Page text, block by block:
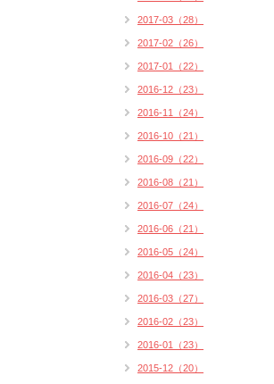
2017-03（28）
2017-02（26）
2017-01（22）
2016-12（23）
2016-11（24）
2016-10（21）
2016-09（22）
2016-08（21）
2016-07（24）
2016-06（21）
2016-05（24）
2016-04（23）
2016-03（27）
2016-02（23）
2016-01（23）
2015-12（20）